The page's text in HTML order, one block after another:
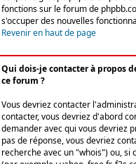
fonctions sur le forum de
s'occuper des nouvelles
Revenir en haut de page
Qui dois-je contacter à propos
ce forum ?
Vous devriez contacter
contacter, vous devriez d'abord
demander avec qui vous devriez
pas de réponse, vous devriez
recherche avec un "whois") ou,